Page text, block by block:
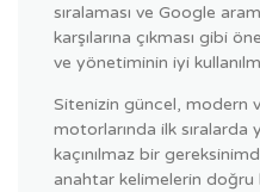
sıralaması ve Google
karşılarına çıkması gibi
ve yönetiminin iyi
Sitenizin güncel, modern
motorlarında ilk sıralarda
kaçınılmaz bir
anahtar kelimelerin doğru